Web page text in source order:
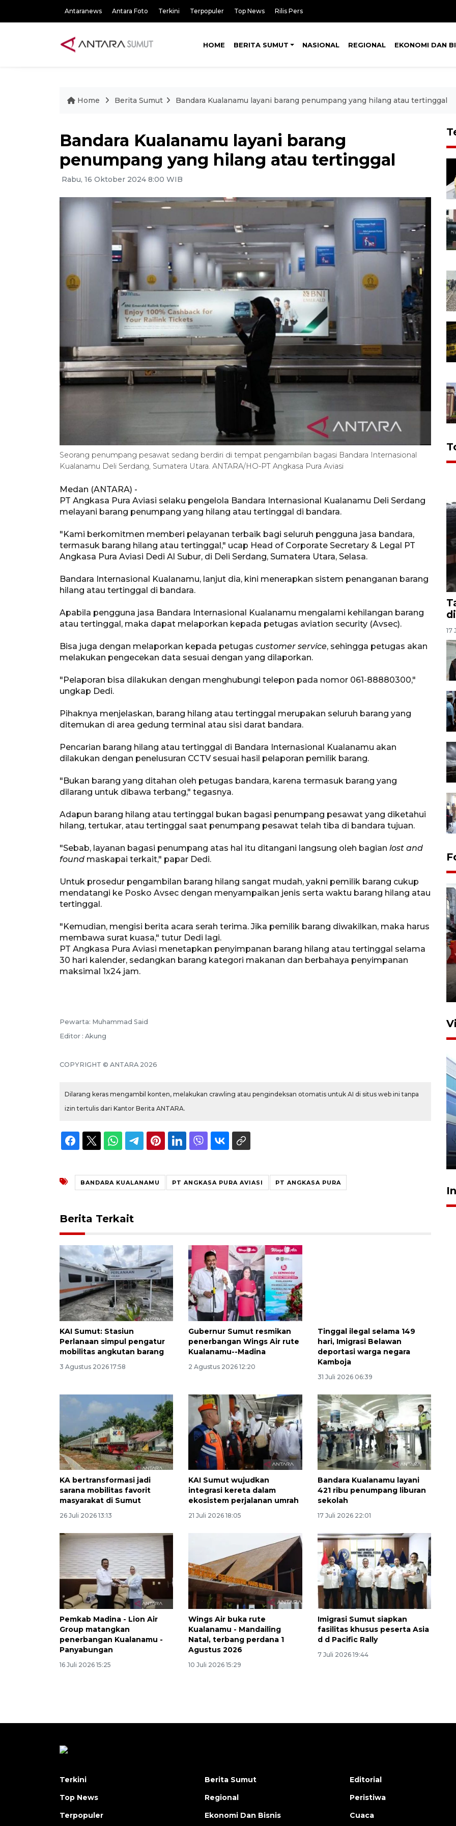
Antaranews Antara Foto Terkini Terpopuler Top News Rilis Pers
HOME BERITA SUMUT NASIONAL REGIONAL EKONOMI DAN
Home Berita Sumut Bandara Kualanamu layani barang penumpang yang hilang atau tertinggal
Bandara Kualanamu layani barang
penumpang yang hilang atau tertinggal
Rabu, 16 Oktober 2024 8:00 WIB
Seorang penumpang pesawat sedang berdiri di tempat pengambilan bagasi Bandara Internasional
Kualanamu Deli Serdang, Sumatera Utara. ANTARA/HO-PT Angkasa Pura Aviasi
Medan (ANTARA) -
PT Angkasa Pura Aviasi selaku pengelola Bandara Internasional Kualanamu Deli Serdang
melayani barang penumpang yang hilang atau tertinggal di bandara.
"Kami berkomitmen memberi pelayanan terbaik bagi seluruh pengguna jasa bandara,
termasuk barang hilang atau tertinggal," ucap Head of Corporate Secretary & Legal PT
Angkasa Pura Aviasi Dedi Al Subur, di Deli Serdang, Sumatera Utara, Selasa.
Bandara Internasional Kualanamu, lanjut dia, kini menerapkan sistem penanganan barang
hilang atau tertinggal di bandara.
Apabila pengguna jasa Bandara Internasional Kualanamu mengalami kehilangan barang
atau tertinggal, maka dapat melaporkan kepada petugas aviation security (Avsec).
Bisa juga dengan melaporkan kepada petugas customer service, sehingga petugas akan
melakukan pengecekan data sesuai dengan yang dilaporkan.
"Pelaporan bisa dilakukan dengan menghubungi telepon pada nomor 061-88880300,"
ungkap Dedi.
Pihaknya menjelaskan, barang hilang atau tertinggal merupakan seluruh barang yang
ditemukan di area gedung terminal atau sisi darat bandara.
Pencarian barang hilang atau tertinggal di Bandara Internasional Kualanamu akan
dilakukan dengan penelusuran CCTV sesuai hasil pelaporan pemilik barang.
"Bukan barang yang ditahan oleh petugas bandara, karena termasuk barang yang
dilarang untuk dibawa terbang," tegasnya.
Adapun barang hilang atau tertinggal bukan bagasi penumpang pesawat yang diketahui
hilang, tertukar, atau tertinggal saat penumpang pesawat telah tiba di bandara tujuan.
"Sebab, layanan bagasi penumpang atas hal itu ditangani langsung oleh bagian lost and
found maskapai terkait," papar Dedi.
Untuk prosedur pengambilan barang hilang sangat mudah, yakni pemilik barang cukup
mendatangi ke Posko Avsec dengan menyampaikan jenis serta waktu barang hilang atau
tertinggal.
"Kemudian, mengisi berita acara serah terima. Jika pemilik barang diwakilkan, maka harus
membawa surat kuasa," tutur Dedi lagi.
PT Angkasa Pura Aviasi menetapkan penyimpanan barang hilang atau tertinggal selama
30 hari kalender, sedangkan barang kategori makanan dan berbahaya penyimpanan
maksimal 1x24 jam.
Pewarta: Muhammad Said
Editor : Akung
COPYRIGHT © ANTARA 2026
Dilarang keras mengambil konten, melakukan crawling atau pengindeksan otomatis untuk AI di situs web ini tanpa
izin tertulis dari Kantor Berita ANTARA.
BANDARA KUALANAMU PT ANGKASA PURA AVIASI PT ANGKASA PURA
Berita Terkait
KAI Sumut: Stasiun
Perlanaan simpul pengatur
mobilitas angkutan barang
3 Agustus 2026 17:58
Gubernur Sumut resmikan
penerbangan Wings Air rute
Kualanamu--Madina
2 Agustus 2026 12:20
Tinggal ilegal selama 149
hari, Imigrasi Belawan
deportasi warga negara
Kamboja
31 Juli 2026 06:39
KA bertransformasi jadi
sarana mobilitas favorit
masyarakat di Sumut
26 Juli 2026 13:13
KAI Sumut wujudkan
integrasi kereta dalam
ekosistem perjalanan umrah
21 Juli 2026 18:05
Bandara Kualanamu layani
421 ribu penumpang liburan
sekolah
17 Juli 2026 22:01
Pemkab Madina - Lion Air
Group matangkan
penerbangan Kualanamu -
Panyabungan
16 Juli 2026 15:25
Wings Air buka rute
Kualanamu - Mandailing
Natal, terbang perdana 1
Agustus 2026
10 Juli 2026 15:29
Imigrasi Sumut siapkan
fasilitas khusus peserta Asia
d d Pacific Rally
7 Juli 2026 19:44
17
Pelaporan SPT Tahunan di
Ekspedisi Rupiah Berdaulat
2026 sambangi Papua
Terkini
Top News
Terpopuler
Berita Sumut
Regional
Ekonomi Dan Bisnis
Editorial
Peristiwa
Cuaca